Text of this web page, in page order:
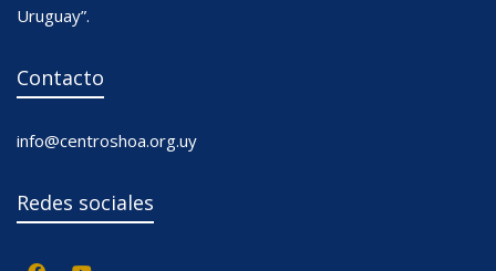
Uruguay”.
Contacto
info@centroshoa.org.uy
Redes sociales